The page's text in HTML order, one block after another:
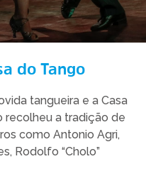
do Tango
tangueira e a Casa
recolheu a tradição de
como Antonio Agri,
Rodolfo “Cholo”